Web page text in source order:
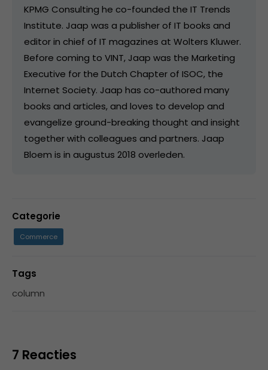
KPMG Consulting he co-founded the IT Trends
Institute. Jaap was a publisher of IT books and
editor in chief of IT magazines at Wolters Kluwer.
Before coming to VINT, Jaap was the Marketing
Executive for the Dutch Chapter of ISOC, the
Internet Society. Jaap has co-authored many
books and articles, and loves to develop and
evangelize ground-breaking thought and insight
together with colleagues and partners. Jaap
Bloem is in augustus 2018 overleden.
Categorie
Commerce
Tags
column
7 Reacties